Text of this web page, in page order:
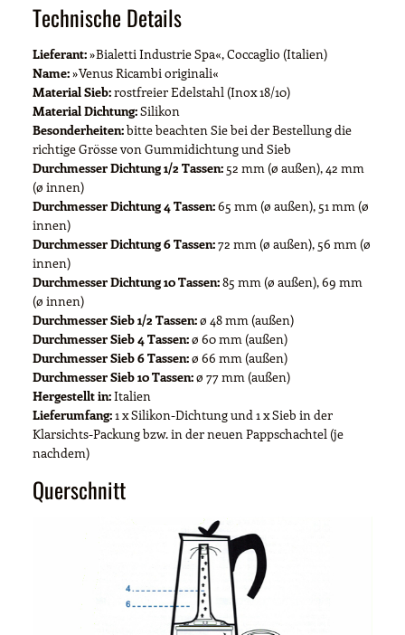
Technische Details
Lieferant:»Bialetti Industrie Spa«, Coccaglio (Italien)
Name:»Venus Ricambi originali«
Material Sieb:rostfreier Edelstahl (Inox 18/10)
Material Dichtung:Silikon
Besonderheiten:bitte beachten Sie bei der Bestellung die
richtige Grösse von Gummidichtung und Sieb
Durchmesser Dichtung 1/2 Tassen: 52 mm (ø außen), 42 mm
(ø innen)
Durchmesser Dichtung 4 Tassen:65 mm (ø außen), 51 mm (ø
innen)
Durchmesser Dichtung 6 Tassen:72 mm (ø außen), 56 mm (ø
innen)
Durchmesser Dichtung 10 Tassen:85 mm (ø außen), 69 mm
(ø innen)
Durchmesser Sieb 1/2 Tassen:ø 48 mm (außen)
Durchmesser Sieb 4 Tassen:ø 60 mm (außen)
Durchmesser Sieb 6 Tassen:ø 66 mm (außen)
Durchmesser Sieb 10 Tassen:ø 77 mm (außen)
Hergestellt in:Italien
Lieferumfang:1 x Silikon-Dichtung und 1 x Sieb in der
Klarsichts-Packung bzw. in der neuen Pappschachtel (je
nachdem)
Querschnitt